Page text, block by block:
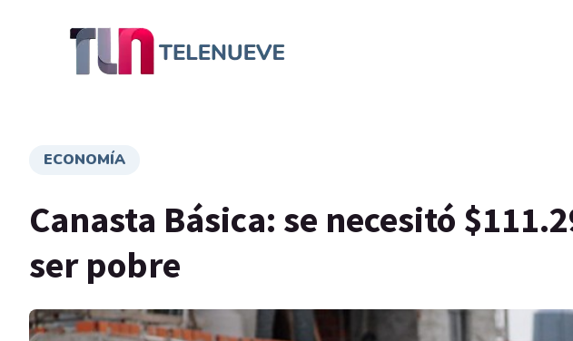
ECONOMÍA
Canasta Básica: se necesitó
ser pobre